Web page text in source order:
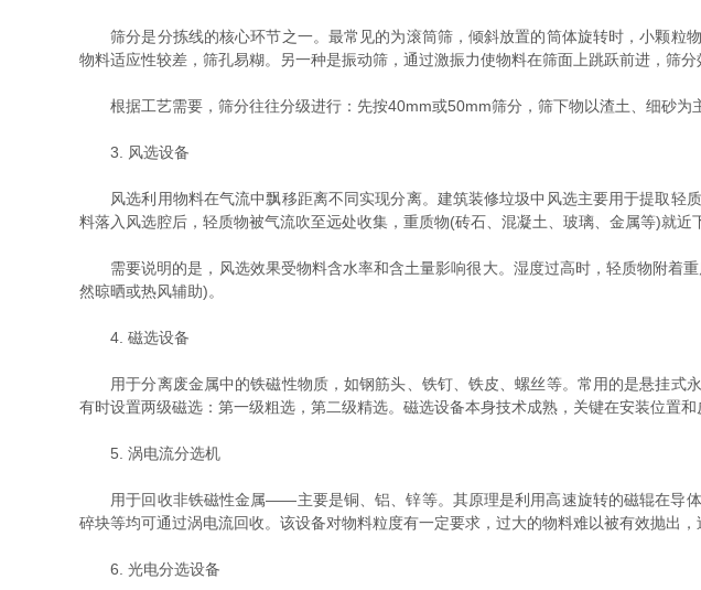
筛分是分拣线的核心环节之一。最常见的为滚筒筛，倾斜放置的筒体旋转时，小颗粒
物料适应性较差，筛孔易糊。另一种是振动筛，通过激振力使物料在筛面上跳跃前进，筛
根据工艺需要，筛分往往分级进行：先按40mm或50mm筛分，筛下物以渣土、细砂为
3. 风选设备
风选利用物料在气流中飘移距离不同实现分离。建筑装修垃圾中风选主要用于提取轻
料落入风选腔后，轻质物被气流吹至远处收集，重质物(砖石、混凝土、玻璃、金属等)就近
需要说明的是，风选效果受物料含水率和含土量影响很大。湿度过高时，轻质物附着
然晾晒或热风辅助)。
4. 磁选设备
用于分离废金属中的铁磁性物质，如钢筋头、铁钉、铁皮、螺丝等。常用的是悬挂式
有时设置两级磁选：第一级粗选，第二级精选。磁选设备本身技术成熟，关键在安装位置和
5. 涡电流分选机
用于回收非铁磁性金属——主要是铜、铝、锌等。其原理是利用高速旋转的磁辊在导体
碎块等均可通过涡电流回收。该设备对物料粒度有一定要求，过大的物料难以被有效抛出，
6. 光电分选设备